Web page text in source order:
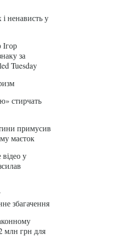
ненависть у
за
Tuesday
стирчать
примусив
маєток
у
збагачення
млн грн для